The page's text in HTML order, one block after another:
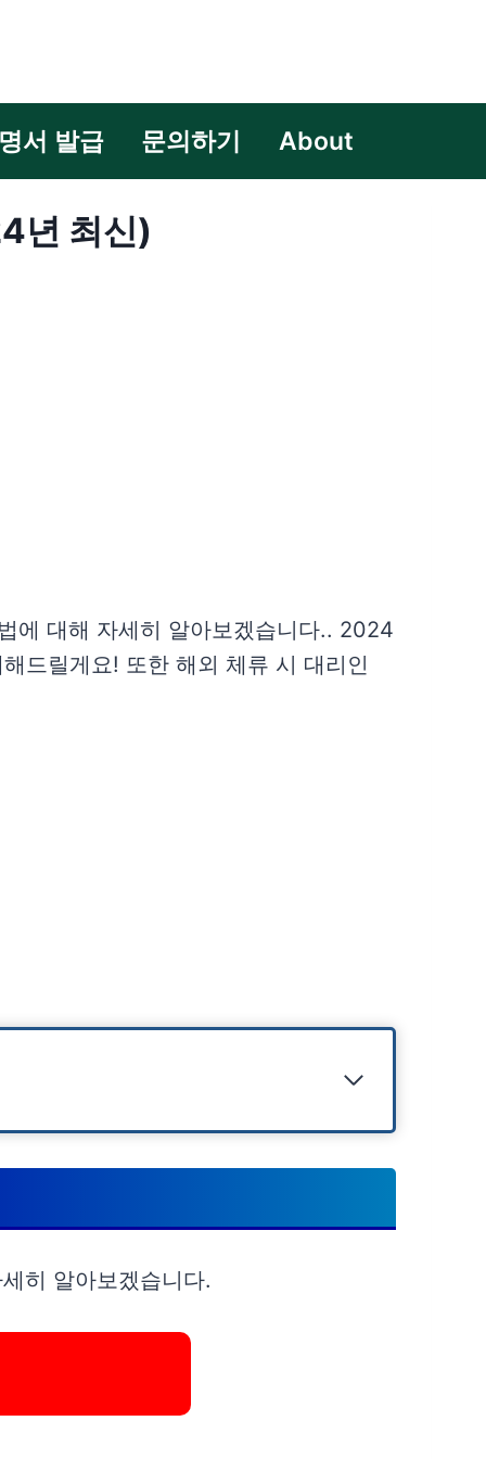
서 발급 문의하기 About
년 최신)
에 대해 자세히 알아보겠습니다.. 2024
드릴게요! 또한 해외 체류 시 대리인
히 알아보겠습니다.